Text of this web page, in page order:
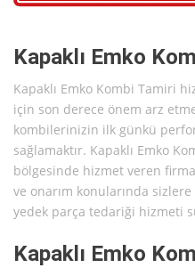
Kapaklı Emko
Kapaklı Emko Kombi Tamiri
için son derece önem arz
kombilerinizin ilk günkü
sağlamaktır. Kapaklı Emko
bölgesinde hizmet veren
ve onarım konularında
yedek parça tedariği hizmeti
Kapaklı Emko